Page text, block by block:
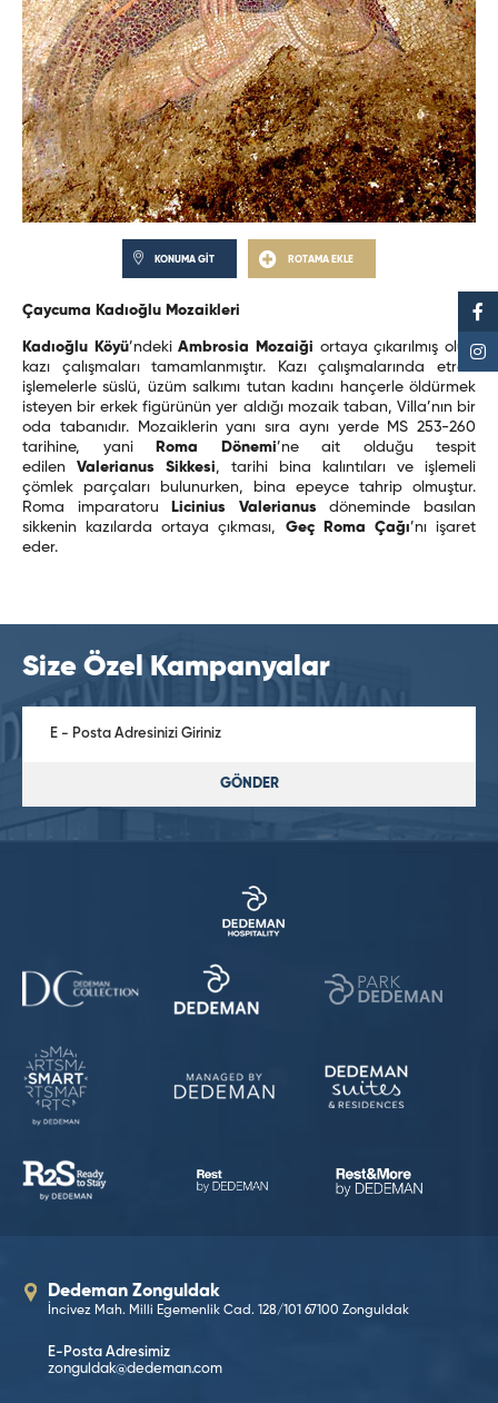
KONUMA GİT ROTAMA EKLE
Çaycuma Kadıoğlu Mozaikleri
Kadıoğlu Köyü’ndekiAmbrosia Mozaiği ortaya çıkarılmış olup
kazı çalışmaları tamamlanmıştır. Kazı çalışmalarında etrafı
işlemelerle süslü, üzüm salkımı tutan kadını hançerle öldürmek
isteyen bir erkek figürünün yer aldığı mozaik taban, Villa’nın bir
oda tabanıdır. Mozaiklerin yanı sıra aynı yerde MS 253-260
tarihine, yani
Roma Dönemi’ne ait olduğu tespit
edilen Valerianus Sikkesi, tarihi bina kalıntıları ve işlemeli
çömlek parçaları bulunurken, bina epeyce tahrip olmuştur.
Roma imparatoru
Licinius Valerianusdöneminde basılan
sikkenin kazılarda ortaya çıkması, Geç Roma Çağı’nı işaret
eder.
Size Özel Kampanyalar
GÖNDER
Dedeman Zonguldak
İncivez Mah. Milli Egemenlik Cad. 128/101 67100 Zonguldak
E-Posta Adresimiz
zonguldak@dedeman.com